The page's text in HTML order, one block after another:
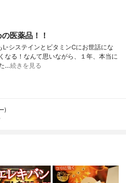
医薬品！！
システインとビタミンCにお世話にな
なる！なんて思いながら、１年、本当に
…続きを見る
)